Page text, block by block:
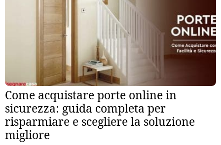
Come acquistare porte online in
sicurezza: guida completa per
risparmiare e scegliere la soluzione
migliore